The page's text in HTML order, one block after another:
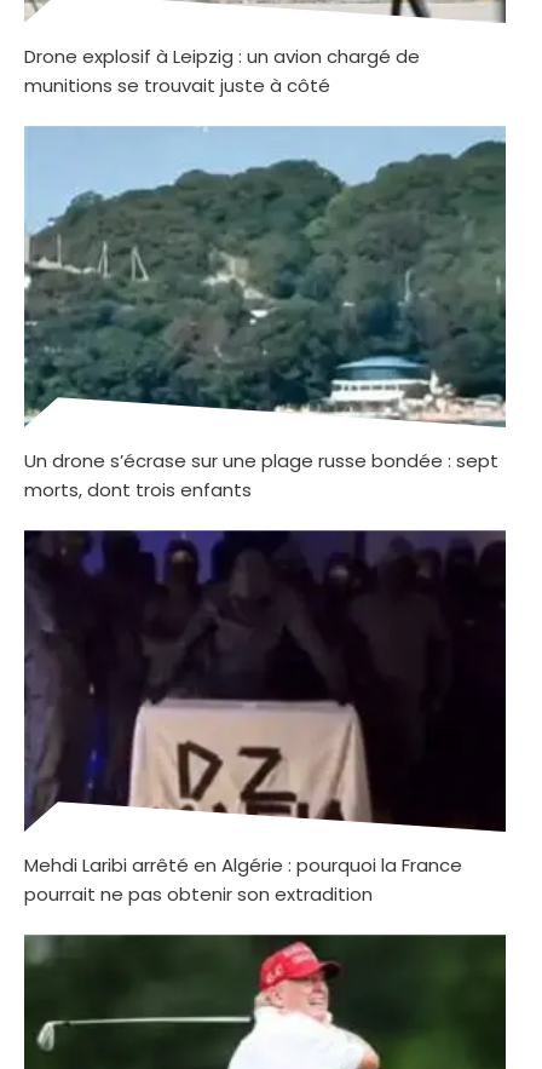
Drone explosif à Leipzig : un avion chargé de
munitions se trouvait juste à côté
Un drone s’écrase sur une plage russe bondée : sept
morts, dont trois enfants
Mehdi Laribi arrêté en Algérie : pourquoi la France
pourrait ne pas obtenir son extradition